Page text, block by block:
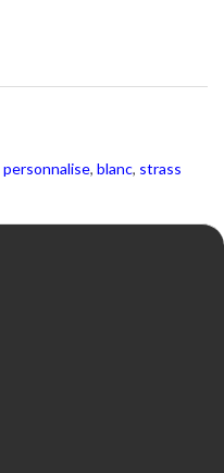
personnalise, blanc, strass